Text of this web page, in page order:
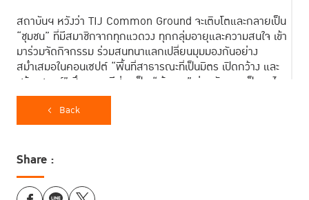
สถาบันฯ หวังว่า TIJ Common Ground จะเติบโตและกลายเป็น
“ชุมชน” ที่มีสมาชิกจากทุกแวดวง ทุกกลุ่มอายุและความสนใจ เข้า
มาร่วมจัดกิจกรรม ร่วมสนทนาแลกเปลี่ยนมุมมองกันอย่าง
สม่ำเสมอในคอนเซปต์ “พื้นที่สาธารณะที่เป็นมิตร เปิดกว้าง และ
สร้างสรรค์” ซึ่งทุกคนมีส่วนเป็น “เจ้าของ” ร่วมกัน และเป็นกลไก
สำคัญที่ทำให้สถาบันฯ ได้สานต่อพันธกิจสำคัญในการยกระดับ
กระบวนการยุติธรรม เชื่อมโยงแนวคิดตามหลักสากล สู่การ
ปฏิบัติในระดับประเทศ และสร้างสิ่งแวดล้อมที่ส่งเสริมให้เกิดผู้นำ
และยึดโยงตอบสนองต่อความต้องการของสังคมมากขึ้น
กิจกรรม
Back
Share :